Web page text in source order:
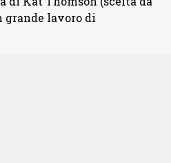
grande lavoro di